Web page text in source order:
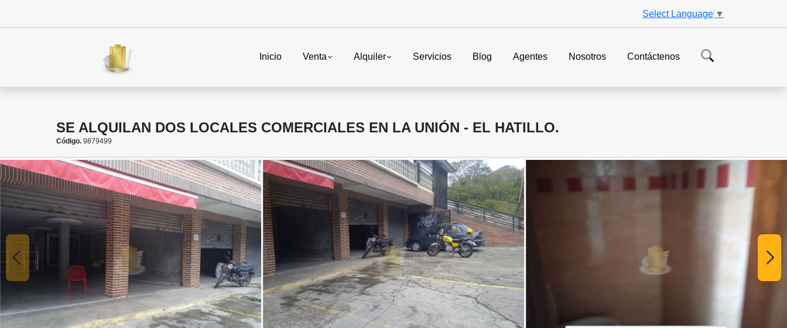
Select Language ▼
Inicio Venta Alquiler Servicios Blog Agentes Nosotros Contáctenos
SE ALQUILAN DOS LOCALES COMERCIALES EN LA UNIÓN - EL HATILLO.
Código. 9879499